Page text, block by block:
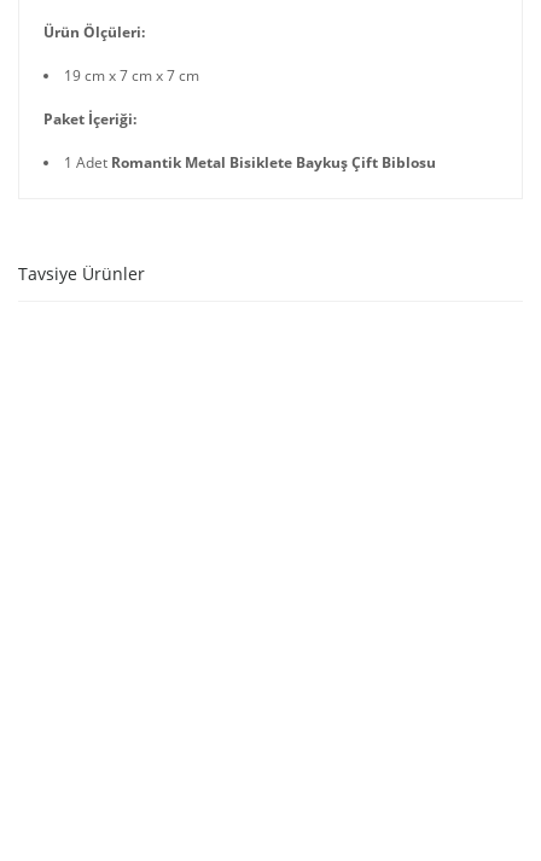
Ürün Ölçüleri:
19 cm x 7 cm x 7 cm
Paket İçeriği:
1 Adet Romantik Metal Bisiklete Baykuş Çift Biblosu
Tavsiye Ürünler